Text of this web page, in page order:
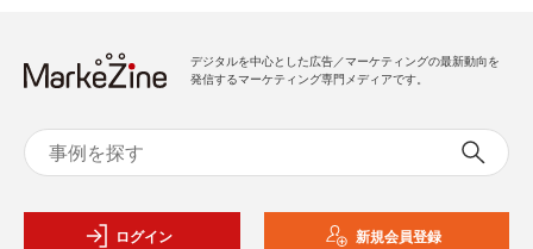
デジタルを中心とした広告／マーケティングの最新動向を
発信するマーケティング専門メディアです。
ログイン 新規会員登録